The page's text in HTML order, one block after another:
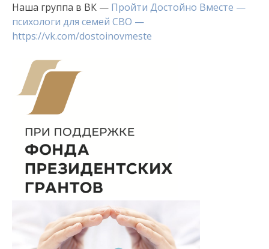
Наша группа в ВК — Пройти Достойно Вместе —
психологи для семей СВО —
https://vk.com/dostoinovmeste